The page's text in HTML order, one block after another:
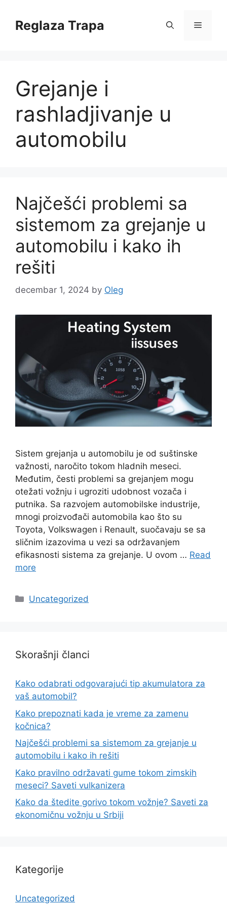
contentReglaza Trapa Menu
Grejanje i
rashladjivanje u
automobilu
Najčešći problemi sa
sistemom za grejanje u
automobilu i kako ih
rešiti
decembar 1, 2024 by Oleg
Sistem grejanja u automobilu je od suštinske
važnosti, naročito tokom hladnih meseci.
Međutim, česti problemi sa grejanjem mogu
otežati vožnju i ugroziti udobnost vozača i
putnika. Sa razvojem automobilske industrije,
mnogi proizvođači automobila kao što su
Toyota, Volkswagen i Renault, suočavaju se sa
sličnim izazovima u vezi sa održavanjem
efikasnosti sistema za grejanje. U ovom … Read
more
Categories
Uncategorized
Skorašnji članci
Kako odabrati odgovarajući tip akumulatora za
vaš automobil?
Kako prepoznati kada je vreme za zamenu
kočnica?
Najčešći problemi sa sistemom za grejanje u
automobilu i kako ih rešiti
Kako pravilno održavati gume tokom zimskih
meseci? Saveti vulkanizera
Kako da štedite gorivo tokom vožnje? Saveti za
ekonomičnu vožnju u Srbiji
Kategorije
Uncategorized